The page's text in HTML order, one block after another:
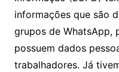
informações que são
grupos de WhatsApp,
possuem dados
trabalhadores. Já